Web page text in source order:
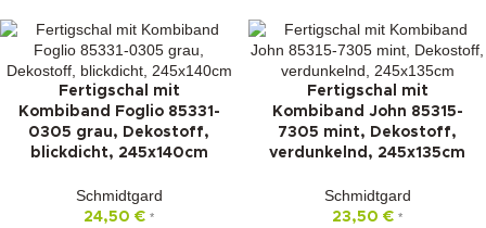
Fertigschal mit
Kombiband Foglio 85331-
0305 grau, Dekostoff,
blickdicht, 245x140cm
Schmidtgard
24,50 € *
Fertigschal mit
Kombiband John 85315-
7305 mint, Dekostoff,
verdunkelnd, 245x135cm
Schmidtgard
23,50 € *